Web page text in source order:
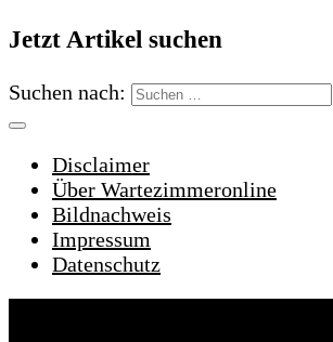
Jetzt Artikel suchen
Suchen nach:
Disclaimer
Über Wartezimmeronline
Bildnachweis
Impressum
Datenschutz